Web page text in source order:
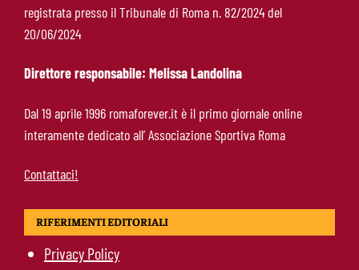
Calciomercato Roma, scout a Praga per
Fofana: il prezzo fissato dal Lione
registrata presso il Tribunale di Roma n. 82/2024 del
20/06/2024
Direttore responsabile: Melissa Landolina
Dal 19 aprile 1996 romaforever.it è il primo giornale online
interamente dedicato all’ Associazione Sportiva Roma
Contattaci!
RIFERIMENTI EDITORIALI
Privacy Policy